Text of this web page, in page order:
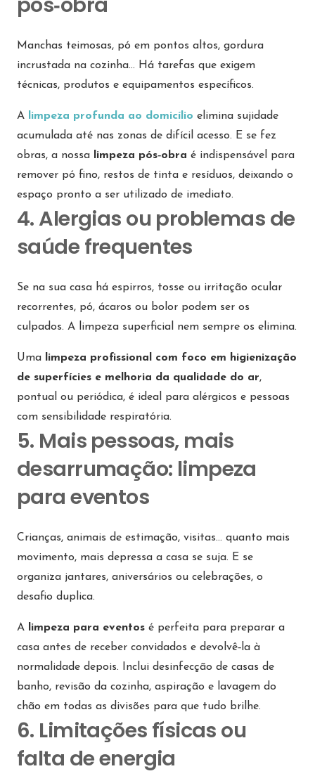
Manchas teimosas, pó em pontos altos, gordura
incrustada na cozinha… Há tarefas que exigem
técnicas, produtos e equipamentos específicos.
A limpeza profunda ao domicílio elimina sujidade
acumulada até nas zonas de difícil acesso. E se fez
obras, a nossa
limpeza pós‑obra é indispensável para
remover pó fino, restos de tinta e resíduos, deixando o
espaço pronto a ser utilizado de imediato.
4. Alergias ou problemas de
saúde frequentes
Se na sua casa há espirros, tosse ou irritação ocular
recorrentes, pó, ácaros ou bolor podem ser os
culpados. A limpeza superficial nem sempre os elimina.
Uma
limpeza profissional com foco em higienização
de superfícies e melhoria da qualidade do ar,
pontual ou periódica, é ideal para alérgicos e pessoas
com sensibilidade respiratória.
5. Mais pessoas, mais
desarrumação: limpeza
para eventos
Crianças, animais de estimação, visitas… quanto mais
movimento, mais depressa a casa se suja. E se
organiza jantares, aniversários ou celebrações, o
desafio duplica.
A limpeza para eventos é perfeita para preparar a
casa antes de receber convidados e devolvê‑la à
normalidade depois. Inclui desinfecção de casas de
banho, revisão da cozinha, aspiração e lavagem do
chão em todas as divisões para que tudo brilhe.
6. Limitações físicas ou
falta de energia